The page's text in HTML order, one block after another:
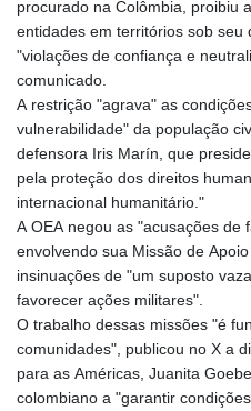
procurado na Colômbia, proibiu
entidades em territórios sob seu
"violações de confiança e
comunicado.
A restrição "agrava" as
vulnerabilidade" da população
defensora Iris Marín, que
pela proteção dos direitos
internacional humanitário."
A OEA negou as "acusações de
envolvendo sua Missão de
insinuações de "um suposto
favorecer ações militares".
O trabalho dessas missões "é
comunidades", publicou no X a
para as Américas, Juanita
colombiano a "garantir